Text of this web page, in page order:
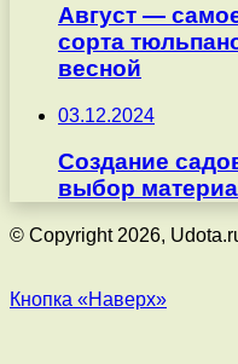
Август —
сорта
весной
03.12.2024
Создание
выбор
© Copyright 2026,
Кнопка «Наверх»